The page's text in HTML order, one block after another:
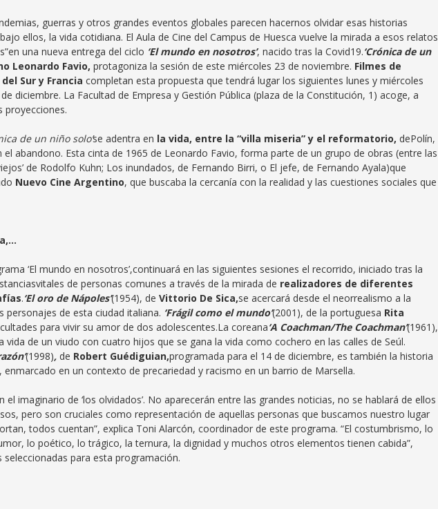
guerras y otros grandes eventos globales parecen hacernos olvidar esas historias
ellos, la vida cotidiana. El Aula de Cine del Campus de Huesca vuelve la mirada a esos relatos
una nueva entrega del ciclo ‘El mundo en nosotros’, nacido tras la Covid19.‘Crónica de un
Leonardo Favio, protagoniza la sesión de este miércoles 23 de noviembre. Filmes de
Sur y Francia completan esta propuesta que tendrá lugar los siguientes lunes y miércoles
diciembre. La Facultad de Empresa y Gestión Pública (plaza de la Constitución, 1) acoge, a
proyecciones.
de un niño solo’se adentra en la vida, entre la “villa miseria” y el reformatorio, dePolín,
abandono. Esta cinta de 1965 de Leonardo Favio, forma parte de un grupo de obras (entre las
de Rodolfo Kuhn; Los inundados, de Fernando Birri, o El jefe, de Fernando Ayala)que
Nuevo Cine Argentino, que buscaba la cercanía con la realidad y las cuestiones sociales que
‘El mundo en nosotros’,continuará en las siguientes sesiones el recorrido, iniciado tras la
de personas comunes a través de la mirada de realizadores de diferentes
.‘El oro de Nápoles’(1954), de Vittorio De Sica,se acercará desde el neorrealismo a la
personajes de esta ciudad italiana. ‘Frágil como el mundo’(2001), de la portuguesa Rita
para vivir su amor de dos adolescentes.La coreana‘A Coachman/TheCoachman’(1961),
vida de un viudo con cuatro hijos que se gana la vida como cochero en las calles de Seúl.
(1998), de Robert Guédiguian,programada para el 14 de diciembre, es también la historia
en un contexto de precariedad y racismo en un barrio de Marsella.
el imaginario de ‘los olvidados’. No aparecerán entre las grandes noticias, no se hablará de ellos
pero son cruciales como representación de aquellas personas que buscamos nuestro lugar
todos cuentan”, explica Toni Alarcón, coordinador de este programa. “El costumbrismo, lo
lo poético, lo trágico, la ternura, la dignidad y muchos otros elementos tienen cabida”,
seleccionadas para esta programación.